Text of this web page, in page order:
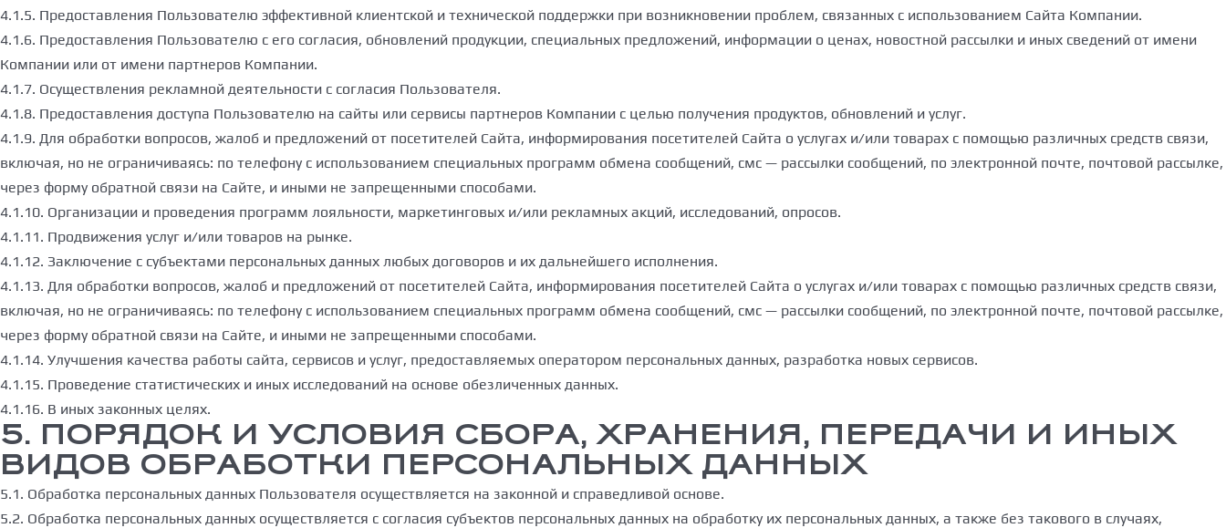
4.1.5. Предоставления Пользователю эффективной клиентской и технической поддержки при возникновении проблем, связанных с использованием Сайта Компании.
4.1.6. Предоставления Пользователю с его согласия, обновлений продукции, специальных предложений, информации о ценах, новостной рассылки и иных сведений от имени
Компании или от имени партнеров Компании.
4.1.7. Осуществления рекламной деятельности с согласия Пользователя.
4.1.8. Предоставления доступа Пользователю на сайты или сервисы партнеров Компании с целью получения продуктов, обновлений и услуг.
4.1.9. Для обработки вопросов, жалоб и предложений от посетителей Сайта, информирования посетителей Сайта о услугах и/или товарах с помощью различных средств связи,
включая, но не ограничиваясь: по телефону с использованием специальных программ обмена сообщений, смс — рассылки сообщений, по электронной почте, почтовой рассылке,
через форму обратной связи на Сайте, и иными не запрещенными способами.
4.1.10. Организации и проведения программ лояльности, маркетинговых и/или рекламных акций, исследований, опросов.
4.1.11. Продвижения услуг и/или товаров на рынке.
4.1.12. Заключение с субъектами персональных данных любых договоров и их дальнейшего исполнения.
4.1.13. Для обработки вопросов, жалоб и предложений от посетителей Сайта, информирования посетителей Сайта о услугах и/или товарах с помощью различных средств связи,
включая, но не ограничиваясь: по телефону с использованием специальных программ обмена сообщений, смс — рассылки сообщений, по электронной почте, почтовой рассылке,
через форму обратной связи на Сайте, и иными не запрещенными способами.
4.1.14. Улучшения качества работы сайта, сервисов и услуг, предоставляемых оператором персональных данных, разработка новых сервисов.
4.1.15. Проведение статистических и иных исследований на основе обезличенных данных.
4.1.16. В иных законных целях.
5. ПОРЯДОК И УСЛОВИЯ СБОРА, ХРАНЕНИЯ, ПЕРЕДАЧИ И ИНЫХ
ВИДОВ ОБРАБОТКИ ПЕРСОНАЛЬНЫХ ДАННЫХ
5.1. Обработка персональных данных Пользователя осуществляется на законной и справедливой основе.
5.2. Обработка персональных данных осуществляется с согласия субъектов персональных данных на обработку их персональных данных, а также без такового в случаях,